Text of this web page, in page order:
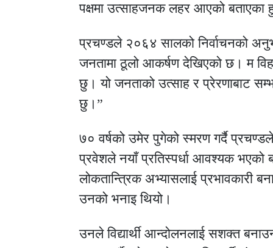
पक्षमा उत्साहजनक लहर आएको बताएका
प्रचण्डले २०६४ सालको निर्वाचनको
जनतामा ठूलो आकर्षण देखिएको छ। म
छु। यो जनताको उत्साह र प्रेरणाबाट
छु।”
७० वर्षको उमेर पुगेको स्मरण गर्दै प्रचण्डले
प्रवेशले नयाँ प्रतिस्पर्धा आवश्यक
लोकतान्त्रिक अभ्यासलाई प्रभावकारी
उनको भनाइ थियो।
उनले विद्यार्थी आन्दोलनलाई सशक्त